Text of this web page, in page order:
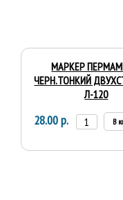
МАРКЕР
ЧЕРН.ТОНКИЙ
Л-120
28.00 р. В